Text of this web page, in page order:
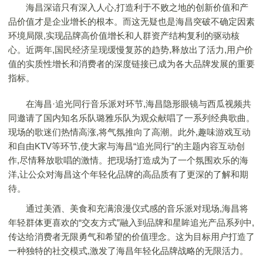
海昌深谙只有深入人心,打造利于不败之地的创新价值和产
品价值才是企业增长的根本。而这无疑也是海昌突破不确定因素
环境局限,实现品牌高价值增长和人群资产结构复利的驱动核
心。近两年,国民经济呈现缓慢复苏的趋势,释放出了活力,用户价
值的实质性增长和消费者的深度链接已成为各大品牌发展的重要
指标。
在海昌·追光同行音乐派对环节,海昌隐形眼镜与西瓜视频共
同邀请了国内知名乐队璐雅乐队为观众献唱了一系列经典歌曲。
现场的歌迷们热情高涨,将气氛推向了高潮。此外,趣味游戏互动
和自由KTV等环节,使大家与海昌“追光同行”的主题内容互动创
作,尽情释放歌唱的激情。把现场打造成为了一个氛围欢乐的海
洋,让公众对海昌这个年轻化品牌的高品质有了更深的了解和期
待。
通过美酒、美食和充满浪漫仪式感的音乐派对现场,海昌将
年轻群体更喜欢的“交友方式”融入到品牌和星眸追光产品系列中,
传达给消费者无限勇气和希望的价值理念。这为目标用户打造了
一种独特的社交模式,激发了海昌年轻化品牌战略的无限活力。